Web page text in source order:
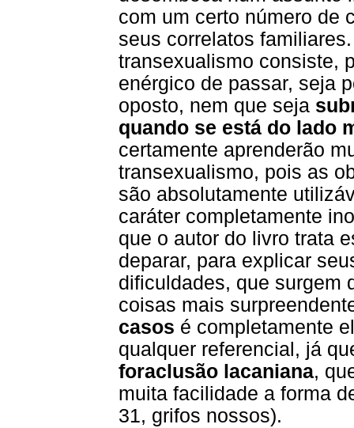
com um certo número de
seus correlatos
transexualismo consiste,
enérgico de passar, seja
oposto, nem que seja
quando se está do lado
certamente aprenderão
transexualismo, pois as
são absolutamente
caráter completamente
que o autor do livro trata
deparar, para explicar
dificuldades, que surgem
coisas mais
casos é completamente
qualquer referencial, já
foraclusão lacaniana,
muita facilidade a forma
31, grifos nossos).